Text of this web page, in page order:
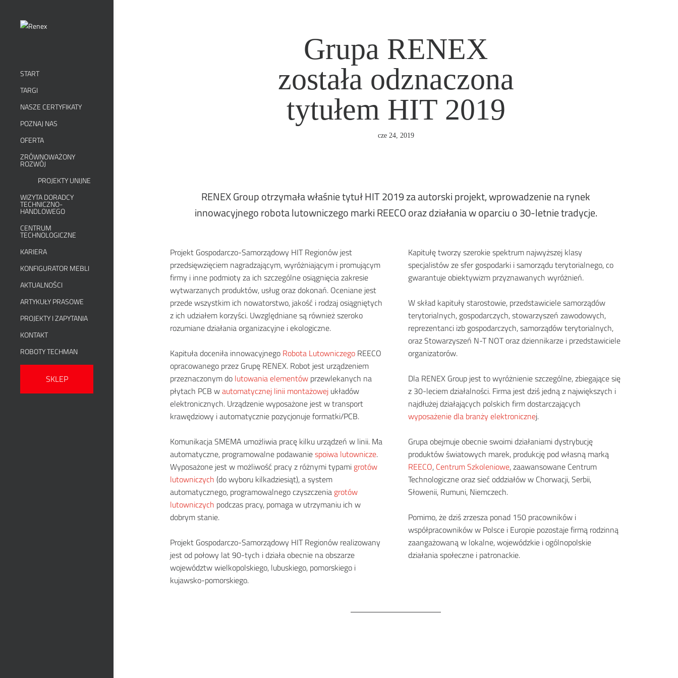
START
TARGI
NASZE CERTYFIKATY
POZNAJ NAS
OFERTA
ZRÓWNOWAŻONY
ROZWÓJ
PROJEKTY UNIJNE
WIZYTA DORADCY
TECHNICZNO-
HANDLOWEGO
CENTRUM
TECHNOLOGICZNE
KARIERA
KONFIGURATOR MEBLI
AKTUALNOŚCI
ARTYKUŁY PRASOWE
PROJEKTY I ZAPYTANIA
KONTAKT
ROBOTY TECHMAN
SKLEP
Grupa RENEX
została odznaczona
tytułem HIT 2019
cze 24, 2019
RENEX Group otrzymała właśnie tytuł HIT 2019 za autorski projekt, wprowadzenie na rynek
innowacyjnego robota lutowniczego marki REECO oraz działania w oparciu o 30-letnie tradycje.
Projekt Gospodarczo-Samorządowy HIT Regionów jest
przedsięwzięciem nagradzającym, wyróżniającym i promującym
firmy i inne podmioty za ich szczególne osiągnięcia zakresie
wytwarzanych produktów, usług oraz dokonań. Oceniane jest
przede wszystkim ich nowatorstwo, jakość i rodzaj osiągniętych
z ich udziałem korzyści. Uwzględniane są również szeroko
rozumiane działania organizacyjne i ekologiczne.
Kapituła doceniła innowacyjnego Robota LutowniczegoREECO
opracowanego przez Grupę RENEX. Robot jest urządzeniem
przeznaczonym do lutowania elementówprzewlekanych na
płytach PCB wautomatycznej linii montażowejukładów
elektronicznych. Urządzenie wyposażone jest w transport
krawędziowy i automatycznie pozycjonuje formatki/PCB.
Komunikacja SMEMA umożliwia pracę kilku urządzeń w linii. Ma
automatyczne, programowalne podawaniespoiwa lutownicze.
Wyposażone jest w możliwość pracy z różnymi typami grotów
lutowniczych (do wyboru kilkadziesiąt), a system
automatycznego, programowalnego czyszczenia grotów
lutowniczych podczas pracy, pomaga w utrzymaniu ich w
dobrym stanie.
Projekt Gospodarczo-Samorządowy HIT Regionów realizowany
jest od połowy lat 90-tych i działa obecnie na obszarze
województw wielkopolskiego, lubuskiego, pomorskiego i
kujawsko-pomorskiego.
Kapitułę tworzy szerokie spektrum najwyższej klasy
specjalistów ze sfer gospodarki i samorządu terytorialnego, co
gwarantuje obiektywizm przyznawanych wyróżnień.
W skład kapituły starostowie, przedstawiciele samorządów
terytorialnych, gospodarczych, stowarzyszeń zawodowych,
reprezentanci izb gospodarczych, samorządów terytorialnych,
oraz Stowarzyszeń N-T NOT oraz dziennikarze i przedstawiciele
organizatorów.
Dla RENEX Group jest to wyróżnienie szczególne, zbiegające się
z 30-leciem działalności. Firma jest dziś jedną z największych i
najdłużej działających polskich firm dostarczających
wyposażenie dla branży elektronicznej.
Grupa obejmuje obecnie swoimi działaniami dystrybucję
produktów światowych marek, produkcję pod własną marką
REECO, Centrum Szkoleniowe, zaawansowane Centrum
Technologiczne oraz sieć oddziałów w Chorwacji, Serbii,
Słowenii, Rumuni, Niemczech.
Pomimo, że dziś zrzesza ponad 150 pracowników i
współpracowników w Polsce i Europie pozostaje firmą rodzinną
zaangażowaną w lokalne, wojewódzkie i ogólnopolskie
działania społeczne i patronackie.